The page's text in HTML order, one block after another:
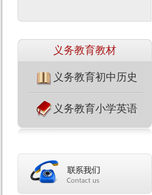
义务教育教材
义务教育初中历史
义务教育小学英语